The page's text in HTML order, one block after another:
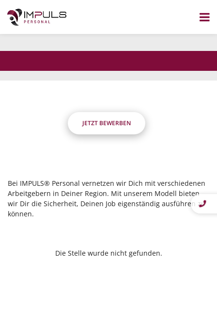
Inhalt
dass Du flexibel bist?
Wir nicht.
JETZT BEWERBEN
Bei IMPULS® Personal vernetzen wir Dich mit verschiedenen
Arbeitgebern in Deiner Region. Mit unserem Modell bieten
wir Dir die Sicherheit, Deinen Job eigenständig ausführen zu
können.
Die Stelle wurde nicht gefunden.